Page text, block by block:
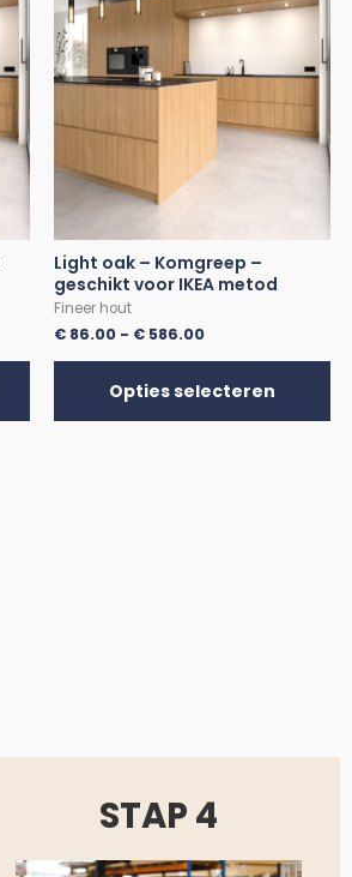
Light oak – Komgreep –
geschikt voor IKEA metod
Fineer hout
€ 86.00 - € 586.00
Opties selecteren
STAP 4